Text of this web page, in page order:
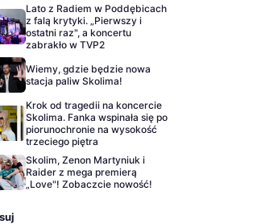
Lato z Radiem w Poddębicach
z falą krytyki. „Pierwszy i
ostatni raz", a koncertu
zabrakło w TVP2
Wiemy, gdzie będzie nowa
stacja paliw Skolima!
Krok od tragedii na koncercie
Skolima. Fanka wspinała się po
piorunochronie na wysokość
trzeciego piętra
Skolim, Zenon Martyniuk i
Raider z mega premierą
„Love"! Zobaczcie nowość!